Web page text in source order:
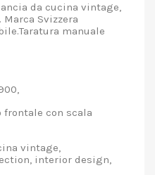
da cucina vintage,
Svizzera
manuale
frontale con scala
vintage,
interior design,